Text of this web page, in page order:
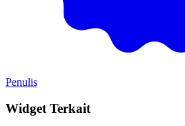
Penulis
Widget Terkait